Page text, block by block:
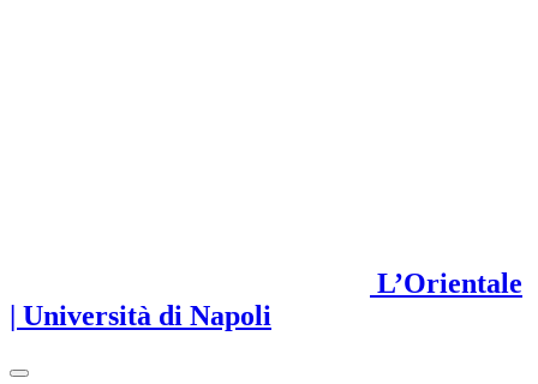
L’Orientale
| Università di Napoli